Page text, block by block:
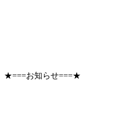
★===お知らせ===★